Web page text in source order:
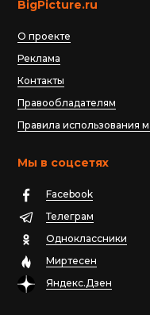
BigPicture.ru
О проекте
Реклама
Контакты
Правообладателям
Правила использования
Мы в соцсетях
Facebook
Телеграм
Одноклассники
Миртесен
Яндекс.Дзен